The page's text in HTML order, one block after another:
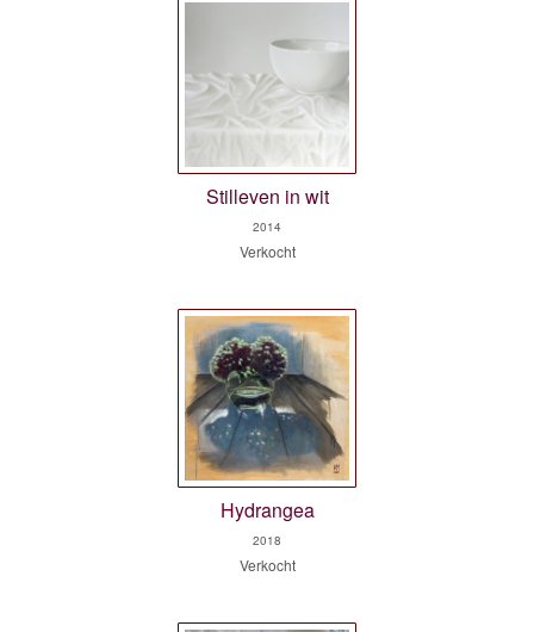
Stilleven in wit
2014
Verkocht
Hydrangea
2018
Verkocht